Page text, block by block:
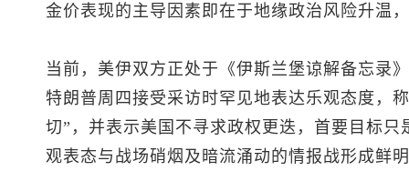
金价表现的主导因素即在于地缘政治风险升温
当前，美伊双方正处于《伊斯兰堡谅解备忘录
特朗普周四接受采访时罕见地表达乐观态度，
切”，并表示美国不寻求政权更迭，首要目标
观表态与战场硝烟及暗流涌动的情报战形成鲜